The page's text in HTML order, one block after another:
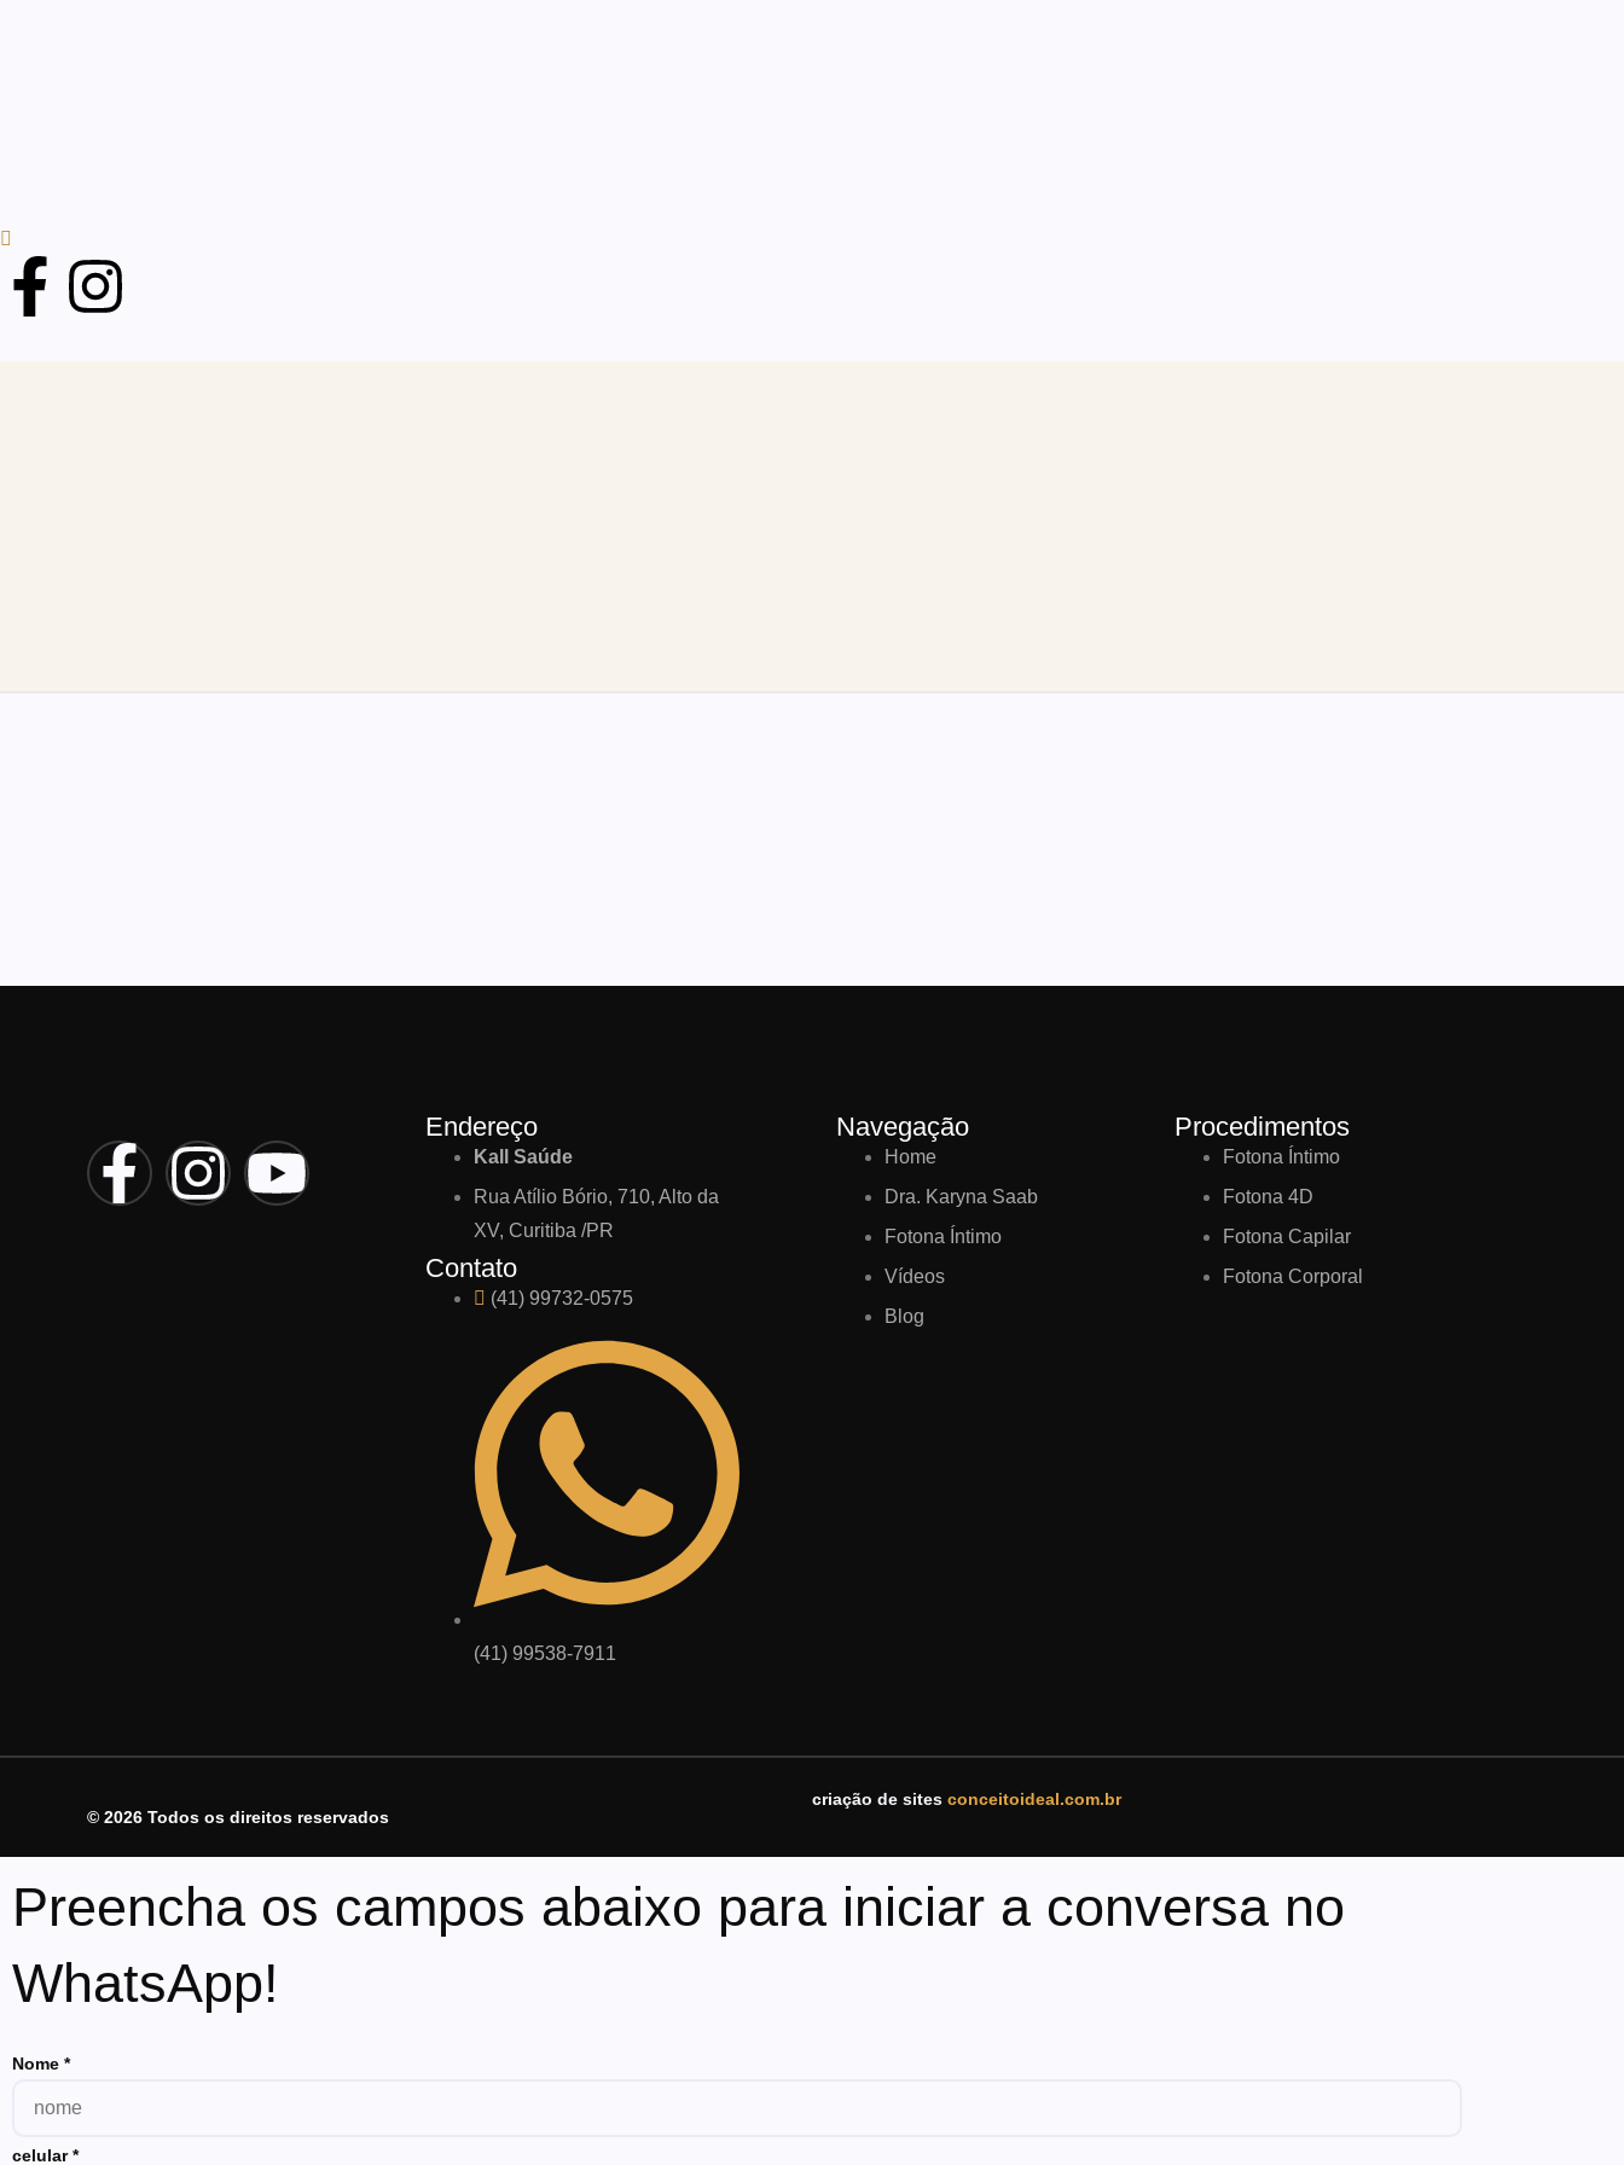
Endereço
Kall Saúde
Rua Atílio Bório, 710, Alto da
XV, Curitiba /PR
Contato
(41) 99732-0575
(41) 99538-7911
Navegação
Home
Dra. Karyna Saab
Fotona Íntimo
Vídeos
Blog
Procedimentos
Fotona Íntimo
Fotona 4D
Fotona Capilar
Fotona Corporal
© 2026 Todos os direitos reservados
criação de sites conceitoideal.com.br
Preencha os campos abaixo para iniciar a conversa no
WhatsApp!
Nome *
celular*